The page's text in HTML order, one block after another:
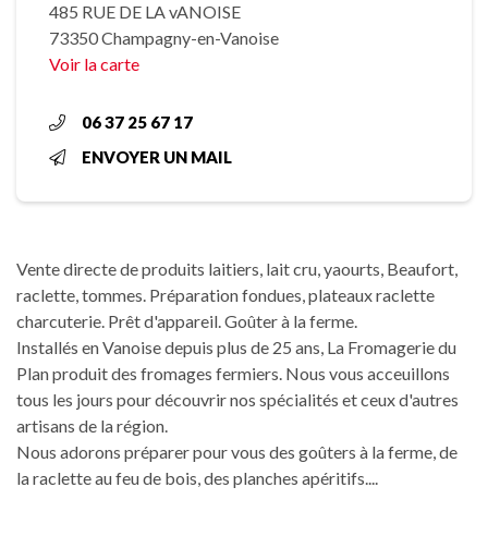
485 RUE DE LA vANOISE
73350 Champagny-en-Vanoise
Voir la carte
06 37 25 67 17
ENVOYER UN MAIL
Vente directe de produits laitiers, lait cru, yaourts, Beaufort,
raclette, tommes. Préparation fondues, plateaux raclette
charcuterie. Prêt d'appareil. Goûter à la ferme.
Installés en Vanoise depuis plus de 25 ans, La Fromagerie du
Plan produit des fromages fermiers. Nous vous acceuillons
tous les jours pour découvrir nos spécialités et ceux d'autres
artisans de la région.
Nous adorons préparer pour vous des goûters à la ferme, de
la raclette au feu de bois, des planches apéritifs....